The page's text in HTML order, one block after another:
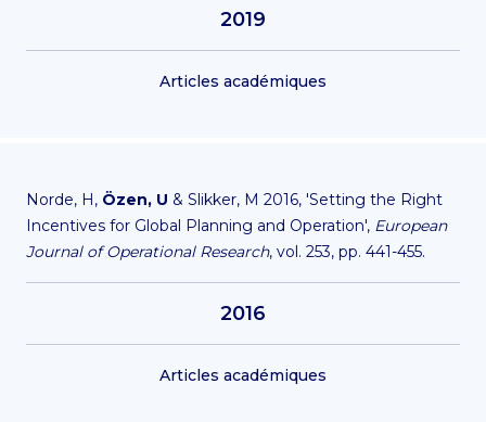
2019
Articles académiques
Norde, H, Özen, U & Slikker, M 2016, 'Setting the Right
Incentives for Global Planning and Operation', European
Journal of Operational Research, vol. 253, pp. 441-455.
2016
Articles académiques